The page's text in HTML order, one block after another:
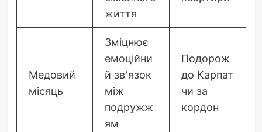
життя
Медовий
місяць
Зміцнює
емоційни
й зв’язок
між
подружж
ям
Подорож
до Карпат
чи за
кордон